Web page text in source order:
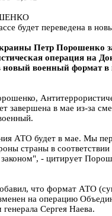
будет переведена в
Петр Порошенко
операция на
новый военный формат в
завершена в мае из-за
АТО будет в мае. Мы
страны в
- цитирует
что формат АТО
на операцию
генерала Сергея Наева.